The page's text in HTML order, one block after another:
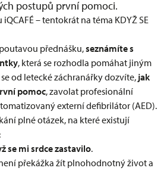
postupů první pomoci.
– tentokrát na téma KDYŽ SE
přednášku,seznámíte s
, která se rozhodla pomáhat jiným
od letecké záchranářky dozvíte, jak
pomoc, zavolat profesionální
externí defibrilátor (AED).
plné otázek, na které existují
se mi srdce zastavilo.
překážka žít plnohodnotný život a